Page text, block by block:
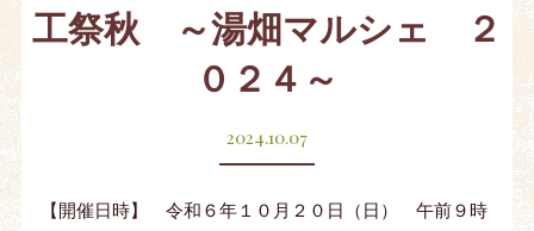
工祭秋 ～湯畑マルシェ ２
０２４～
2024.10.07
【開催日時】 令和６年１０月２０日（日） 午前９時